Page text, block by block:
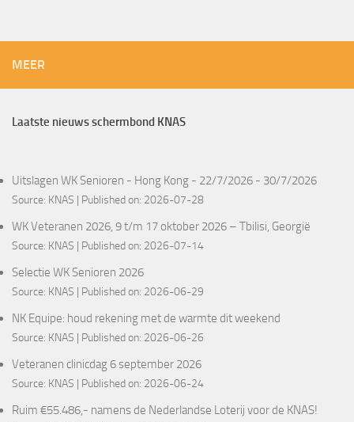
MEER
Laatste nieuws schermbond KNAS
Uitslagen WK Senioren - Hong Kong - 22/7/2026 - 30/7/2026
Source: KNAS Published on: 2026-07-28
WK Veteranen 2026, 9 t/m 17 oktober 2026 – Tbilisi, Georgië
Source: KNAS Published on: 2026-07-14
Selectie WK Senioren 2026
Source: KNAS Published on: 2026-06-29
NK Equipe: houd rekening met de warmte dit weekend
Source: KNAS Published on: 2026-06-26
Veteranen clinicdag 6 september 2026
Source: KNAS Published on: 2026-06-24
Ruim €55.486,- namens de Nederlandse Loterij voor de KNAS!